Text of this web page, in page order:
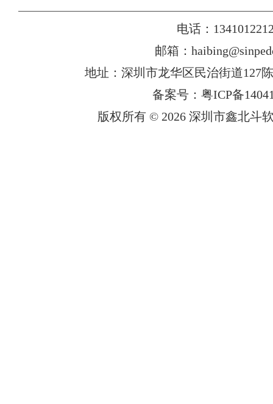
电话：
邮箱：
地址：深圳市龙华区民治街道127
备案号：粤ICP备
版权所有 © 2026 深圳市鑫北斗